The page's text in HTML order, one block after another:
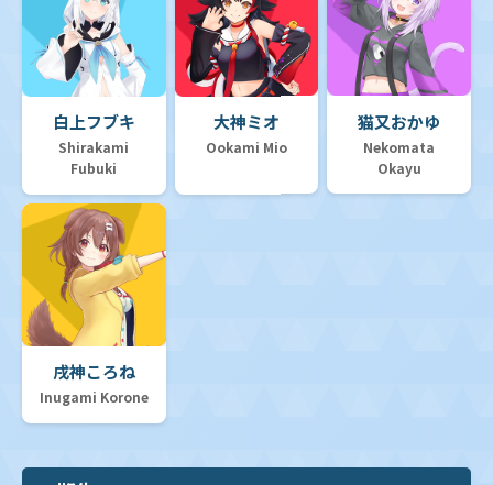
白上フブキ
Shirakami
Fubuki
大神ミオ
Ookami Mio
猫又おかゆ
Nekomata
Okayu
戌神ころね
Inugami Korone